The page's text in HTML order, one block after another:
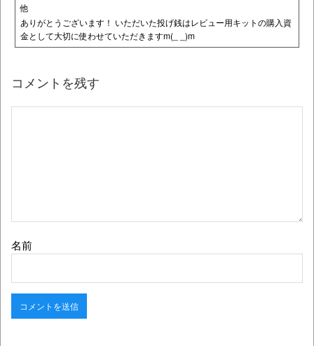
他
ありがとうございます！ いただいた投げ銭はレビュー用キットの購入資
金として大切に使わせていただきますm(_ _)m
コメントを残す
名前